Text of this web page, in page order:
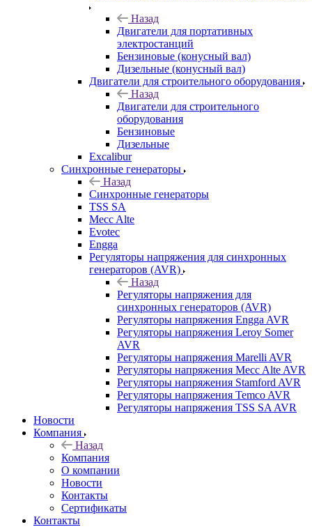
Назад
Двигатели для портативных
электростанций
Бензиновые (конусный вал)
Дизельные (конусный вал)
Двигатели для строительного оборудования
Назад
Двигатели для строительного
оборудования
Бензиновые
Дизельные
Excalibur
Синхронные генераторы
Назад
Синхронные генераторы
TSS SA
Mecc Alte
Evotec
Engga
Регуляторы напряжения для синхронных
генераторов (AVR)
Назад
Регуляторы напряжения для
синхронных генераторов (AVR)
Регуляторы напряжения Engga AVR
Регуляторы напряжения Leroy Somer
AVR
Регуляторы напряжения Marelli AVR
Регуляторы напряжения Mecc Alte AVR
Регуляторы напряжения Stamford AVR
Регуляторы напряжения Temco AVR
Регуляторы напряжения TSS SA AVR
Новости
Компания
Назад
Компания
О компании
Новости
Контакты
Сертификаты
Контакты